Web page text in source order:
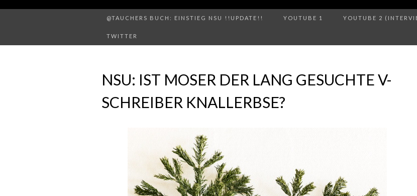
@TAUCHERS BUCH: EINSTIEG NSU !!UPDATE!! YOUTUBE 1 YOUTUBE 2
TWITTER
NSU: IST MOSER DER LANG GESUCHTE V-
SCHREIBER KNALLERBSE?